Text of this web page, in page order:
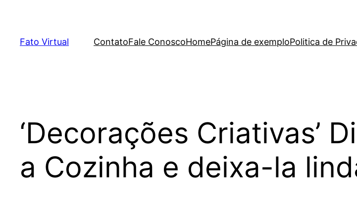
content
Fato Virtual ContatoFale ConoscoHomePágina de exemploPolitica de
‘Decorações Criativas’
a Cozinha e deixa-la